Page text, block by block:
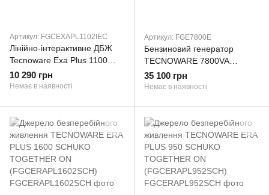
Артикул: FGCEXAPL1102IEC
Лінійно-інтерактивне ДБЖ
Tecnoware Exa Plus 1100
(FGCEXAPL1102IEC)
10 290 грн
Немає в наявності
Артикул: FGE7800E
Бензиновий генератор
TECNOWARE 7800VA
ELECTRICAL STARTING
SYSTEM (FGE7800E)
35 100 грн
Немає в наявності